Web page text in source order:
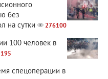
без
на сутки
276100
100 человек в
спецоперации в